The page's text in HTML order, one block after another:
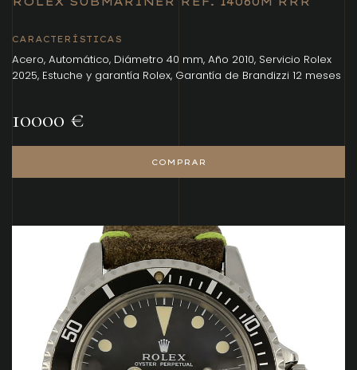
CARACTERÍSTICAS
Acero, Automático, Diámetro 40 mm, Año 2010, Servicio Rolex
2025, Estuche y garantía Rolex, Garantía de Brandizzi 12 meses
10000 €
COMPRAR